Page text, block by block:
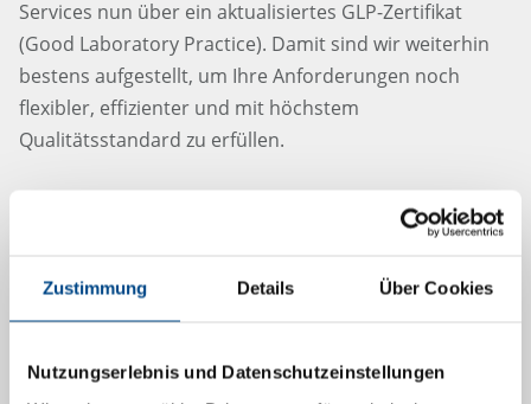
Zustimmung Details Über Cookies
Nutzungserlebnis und Datenschutzeinstellungen
Services nun über ein aktualisiertes GLP-Zertifikat
(Good Laboratory Practice). Damit sind wir weiterhin
bestens aufgestellt, um Ihre Anforderungen noch
flexibler, effizienter und mit höchstem
Qualitätsstandard zu erfüllen.
Mehr